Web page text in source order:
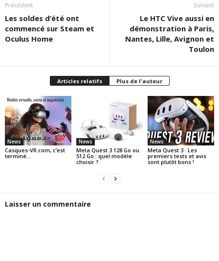
Précédent
Les soldes d’été ont
commencé sur Steam et
Oculus Home
Suivant
Le HTC Vive aussi en
démonstration à Paris,
Nantes, Lille, Avignon et
Toulon
Articles relatifs Plus de l'auteur
News
Casques-VR.com, c’est
terminé…
News
Meta Quest 3 128 Go ou
512 Go : quel modèle
choisir ?
News
Meta Quest 3 : Les
premiers tests et avis
sont plutôt bons !
Laisser un commentaire